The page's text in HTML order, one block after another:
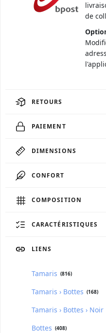
de
RETOURS
PAIEMENT
DIMENSIONS
CONFORT
COMPOSITION
CARACTÉRISTIQUES
LIENS
Tamaris (816)
Tamaris › Bottes (168)
Tamaris › Bottes › Noir
Bottes (408)